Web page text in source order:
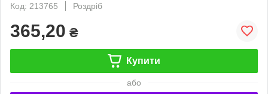
Код: 213765
Роздріб
365,20 ₴
Купити
або